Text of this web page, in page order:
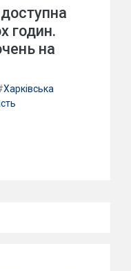
годин.
на
Харківська